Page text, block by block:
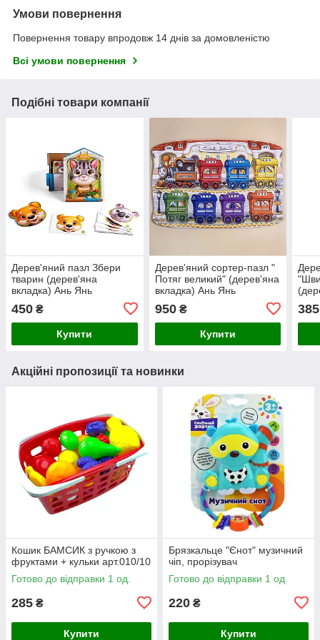
Умови повернення
Повернення товару впродовж 14 днів за домовленістю
Всі умови повернення
Подібні товари компанії
Дерев'яний пазл Збери
тварин (дерев'яна
вкладка) Ань Янь
450 ₴
Купити
Дерев'яний сортер-пазл "
Потяг великий" (дерев'яна
вкладка) Ань Янь
950₴
Купити
385
Акційні пропозиції та новинки
Кошик БАМСИК з ручкою з
фруктами + кульки арт.010/10
Готово до відправки 1 од.
285 ₴
Купити
Брязкальце "Єнот" музичний
чіп, прорізувач
Готово до відправки 1 од.
220 ₴
Купити